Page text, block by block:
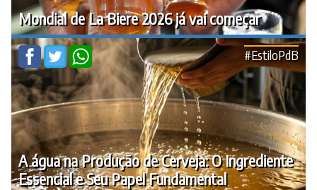
Mondial de La Biere 2026 já vai começar
A água na Produção de Cerveja: O Ingrediente
Essencial e Seu Papel Fundamental
#EstiloPdB